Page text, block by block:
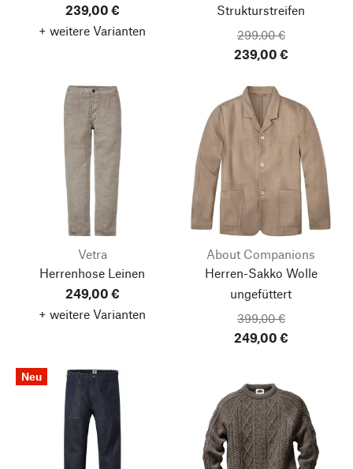
239,00 €
+ weitere Varianten
Strukturstreifen
299,00 €
239,00 €
Vetra
Herrenhose Leinen
249,00 €
+ weitere Varianten
About Companions
Herren-Sakko Wolle
ungefüttert
399,00 €
249,00 €
Neu